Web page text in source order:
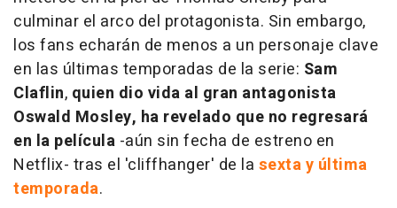
culminar el arco del protagonista. Sin embargo,
los fans echarán de menos a un personaje clave
en las últimas temporadas de la serie: Sam
Claflin, quien dio vida al gran antagonista
Oswald Mosley, ha revelado que no regresará
en la película -aún sin fecha de estreno en
Netflix- tras el 'cliffhanger' de la sexta y última
temporada.